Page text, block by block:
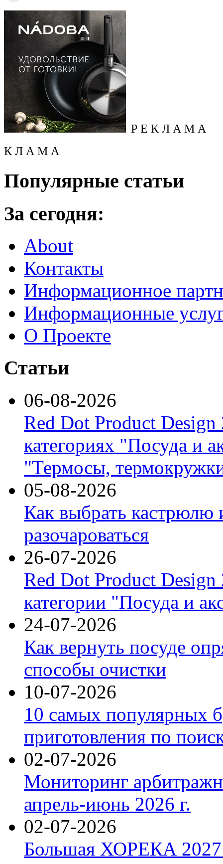
Р Е К Л А М А
К Л А М А
Популярные статьи
За сегодня:
About
Контакты
Информационное
Информационные
О Проекте
Статьи
06-08-2026
Red Dot Product Design
категориях "Посуда и
"Термосы,
05-08-2026
Как выбрать кастрюлю
разочароваться
26-07-2026
Red Dot Product Design
категории "Посуда и
24-07-2026
Как вернуть посуде
способы очистки
10-07-2026
10 самых популярных
приготовления по
02-07-2026
Мониторинг
апрель-июнь 2026 г.
02-07-2026
Большая ХОРЕКА 2027: